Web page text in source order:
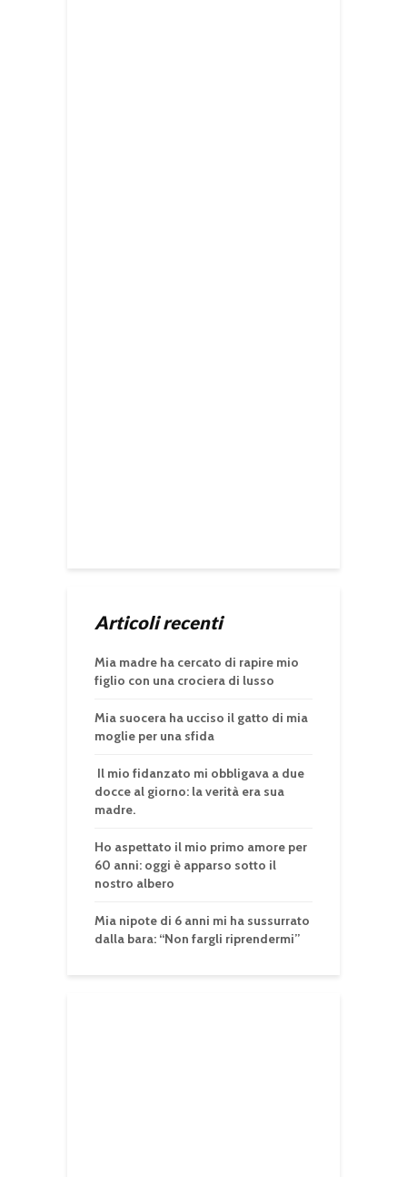
Articoli recenti
Mia madre ha cercato di rapire mio
figlio con una crociera di lusso
Mia suocera ha ucciso il gatto di mia
moglie per una sfida
Il mio fidanzato mi obbligava a due
docce al giorno: la verità era sua
madre.
Ho aspettato il mio primo amore per
60 anni: oggi è apparso sotto il
nostro albero
Mia nipote di 6 anni mi ha sussurrato
dalla bara: “Non fargli riprendermi”